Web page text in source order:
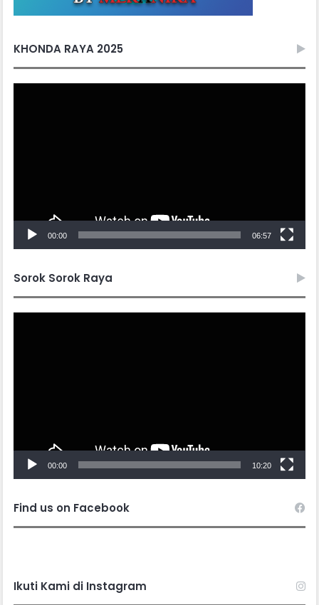
KHONDA RAYA 2025
00:00 06:57
Sorok Sorok Raya
00:00 10:20
Find us on Facebook
Ikuti Kami di Instagram